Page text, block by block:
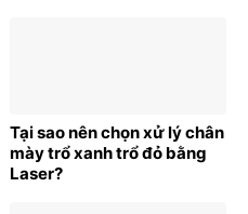
Tại sao nên chọn xử lý chân
mày trổ xanh trổ đỏ bằng
Laser?